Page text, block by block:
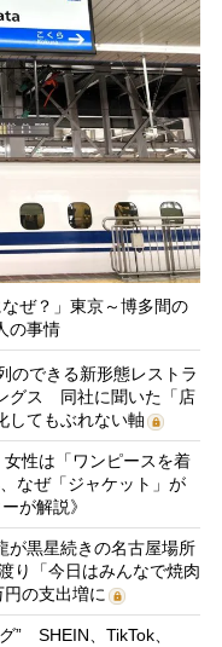
ぜ？」東京～博多間の
の事情
のできる新形態レストラ
グス 同社に聞いた「店
してもぶれない軸
性は「ワンピースを着
なぜ「ジャケット」が
が解説》
が黒星続きの名古屋場所
り「今日はみんなで焼肉
の支出増に
” SHEIN、TikTok、